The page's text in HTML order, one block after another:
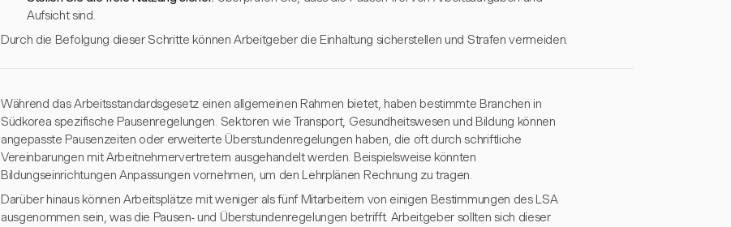
Aufsicht sind.
Durch die Befolgung dieser Schritte können Arbeitgeber die Einhaltung sicherstellen und Strafen vermeiden.
Während das Arbeitsstandardsgesetz einen allgemeinen Rahmen bietet, haben bestimmte Branchen in
Südkorea spezifische Pausenregelungen. Sektoren wie Transport, Gesundheitswesen und Bildung können
angepasste Pausenzeiten oder erweiterte Überstundenregelungen haben, die oft durch schriftliche
Vereinbarungen mit Arbeitnehmervertretern ausgehandelt werden. Beispielsweise könnten
Bildungseinrichtungen Anpassungen vornehmen, um den Lehrplänen Rechnung zu tragen.
Darüber hinaus können Arbeitsplätze mit weniger als fünf Mitarbeitern von einigen Bestimmungen des LSA
ausgenommen sein, was die Pausen- und Überstundenregelungen betrifft. Arbeitgeber sollten sich dieser